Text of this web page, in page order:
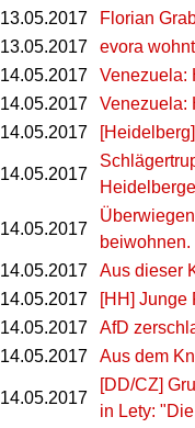
13.05.2017
Florian
13.05.2017
evora
14.05.2017
Venezuela:
14.05.2017
Venezuela:
14.05.2017
14.05.2017
14.05.2017
beiwohnen.
14.05.2017
Aus dieser
14.05.2017
[HH] Junge
14.05.2017
AfD
14.05.2017 Aus dem
14.05.2017
[DD/CZ]
in Lety: